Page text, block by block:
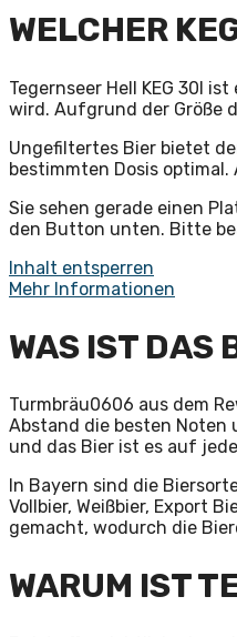
WELCHER
Tegernseer Hell KEG 30l
wird. Aufgrund der Größe
Ungefiltertes Bier bietet
bestimmten Dosis
Sie sehen gerade einen
den Button unten. Bitte
Inhalt entsperren
Mehr Informationen
WAS IST DAS
Turmbräu0606 aus dem
Abstand die besten Noten
und das Bier ist es auf
In Bayern sind die
Vollbier, Weißbier, Export
gemacht, wodurch die
WARUM IST